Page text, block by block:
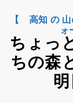
ちょっ
ちの森